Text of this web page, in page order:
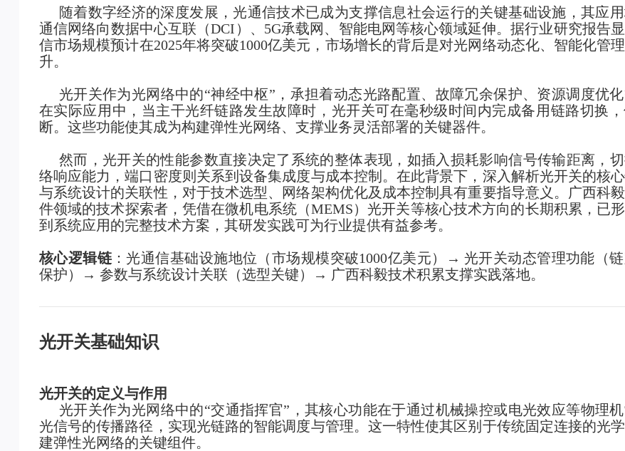
随着数字经济的深度发展，光通信技术已成为支撑信息社会运行的关键基础设施，其应
通信网络向数据中心互联（DCI）、5G承载网、智能电网等核心领域延伸。据行业研究报告
信市场规模预计在2025年将突破1000亿美元，市场增长的背后是对光网络动态化、智能化管
升。
光开关作为光网络中的“神经中枢”，承担着动态光路配置、故障冗余保护、资源调度优化
在实际应用中，当主干光纤链路发生故障时，光开关可在毫秒级时间内完成备用链路切换
断。这些功能使其成为构建弹性光网络、支撑业务灵活部署的关键器件。
然而，光开关的性能参数直接决定了系统的整体表现，如插入损耗影响信号传输距离，
络响应能力，端口密度则关系到设备集成度与成本控制。在此背景下，深入解析光开关的核
与系统设计的关联性，对于技术选型、网络架构优化及成本控制具有重要指导意义。广西科
件领域的技术探索者，凭借在微机电系统（MEMS）光开关等核心技术方向的长期积累，已
到系统应用的完整技术方案，其研发实践可为行业提供有益参考。
核心逻辑链 ：光通信基础设施地位（市场规模突破1000亿美元）→ 光开关动态管理功能（
保护）→ 参数与系统设计关联（选型关键）→ 广西科毅技术积累支撑实践落地。
光开关基础知识
光开关的定义与作用
光开关作为光网络中的“交通指挥官”，其核心功能在于通过机械操控或电光效应等物理
光信号的传播路径，实现光链路的智能调度与管理。这一特性使其区别于传统固定连接的光
建弹性光网络的关键组件。